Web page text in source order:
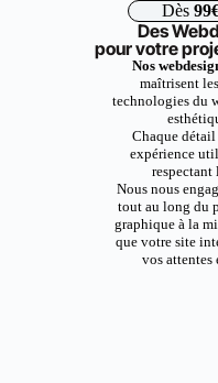
Dès
Des
pour votre
Nos
maîtrisent
technologies du
Chaque
expérience
respectant
Nous nous
tout au long du
graphique à la
que votre site
vos attentes